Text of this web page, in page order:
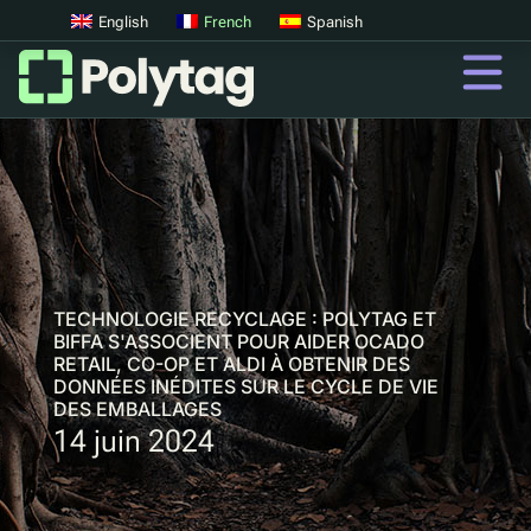
codes QR
Codes QR avancés
Tags UV
Tri par UV
QR
Passeports Produit Numériques
Consigne digitale
Authentification des produits
English French Spanish
TECHNOLOGIE RECYCLAGE : POLYTAG ET
BIFFA S'ASSOCIENT POUR AIDER OCADO
RETAIL, CO-OP ET ALDI À OBTENIR DES
DONNÉES INÉDITES SUR LE CYCLE DE VIE
DES EMBALLAGES
14 juin 2024